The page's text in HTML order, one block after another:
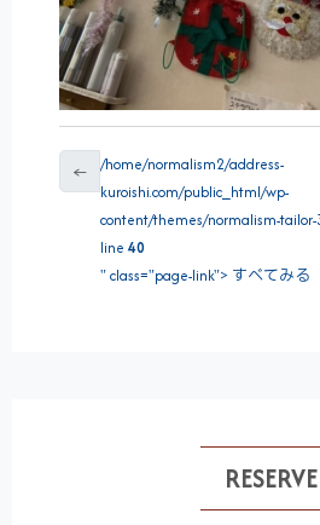
←
/home/normalism2/address-
kuroishi.com/public_html/wp-
content/themes/normalism-tailor-
line40
" class="page-link"> すべてみる
RESERVE